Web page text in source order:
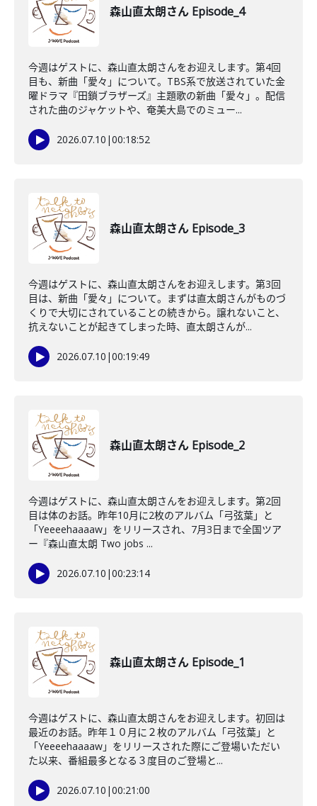
森山直太朗さん Episode_4
今週はゲストに、森山直太朗さんをお迎えします。第4回
目も、新曲「愛々」について。TBS系で放送されていた金
曜ドラマ『田鎖ブラザーズ』主題歌の新曲「愛々」。配信
された曲のジャケットや、奄美大島でのミュー...
2026.07.10 |00:18:52
森山直太朗さん Episode_3
今週はゲストに、森山直太朗さんをお迎えします。第3回
目は、新曲「愛々」について。まずは直太朗さんがものづ
くりで大切にされていることの続きから。譲れないこと、
抗えないことが起きてしまった時、直太朗さんが...
2026.07.10 |00:19:49
森山直太朗さん Episode_2
今週はゲストに、森山直太朗さんをお迎えします。第2回
目は体のお話。昨年10月に2枚のアルバム「弓弦葉」と
「Yeeeehaaaaw」をリリースされ、7月3日まで全国ツア
ー『森山直太朗 Two jobs ...
2026.07.10 |00:23:14
森山直太朗さん Episode_1
今週はゲストに、森山直太朗さんをお迎えします。初回は
最近のお話。昨年１０月に２枚のアルバム「弓弦葉」と
「Yeeeehaaaaw」をリリースされた際にご登場いただい
た以来、番組最多となる３度目のご登場と...
2026.07.10 |00:21:00